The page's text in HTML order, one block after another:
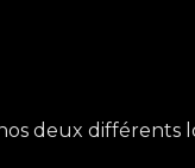
deux différents